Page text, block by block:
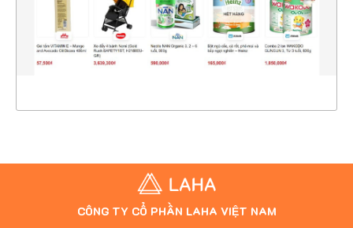
CHI TIẾT
XEM THỰC TẾ
CÔNG TY CỔ PHẦN LAHA VIỆT NAM